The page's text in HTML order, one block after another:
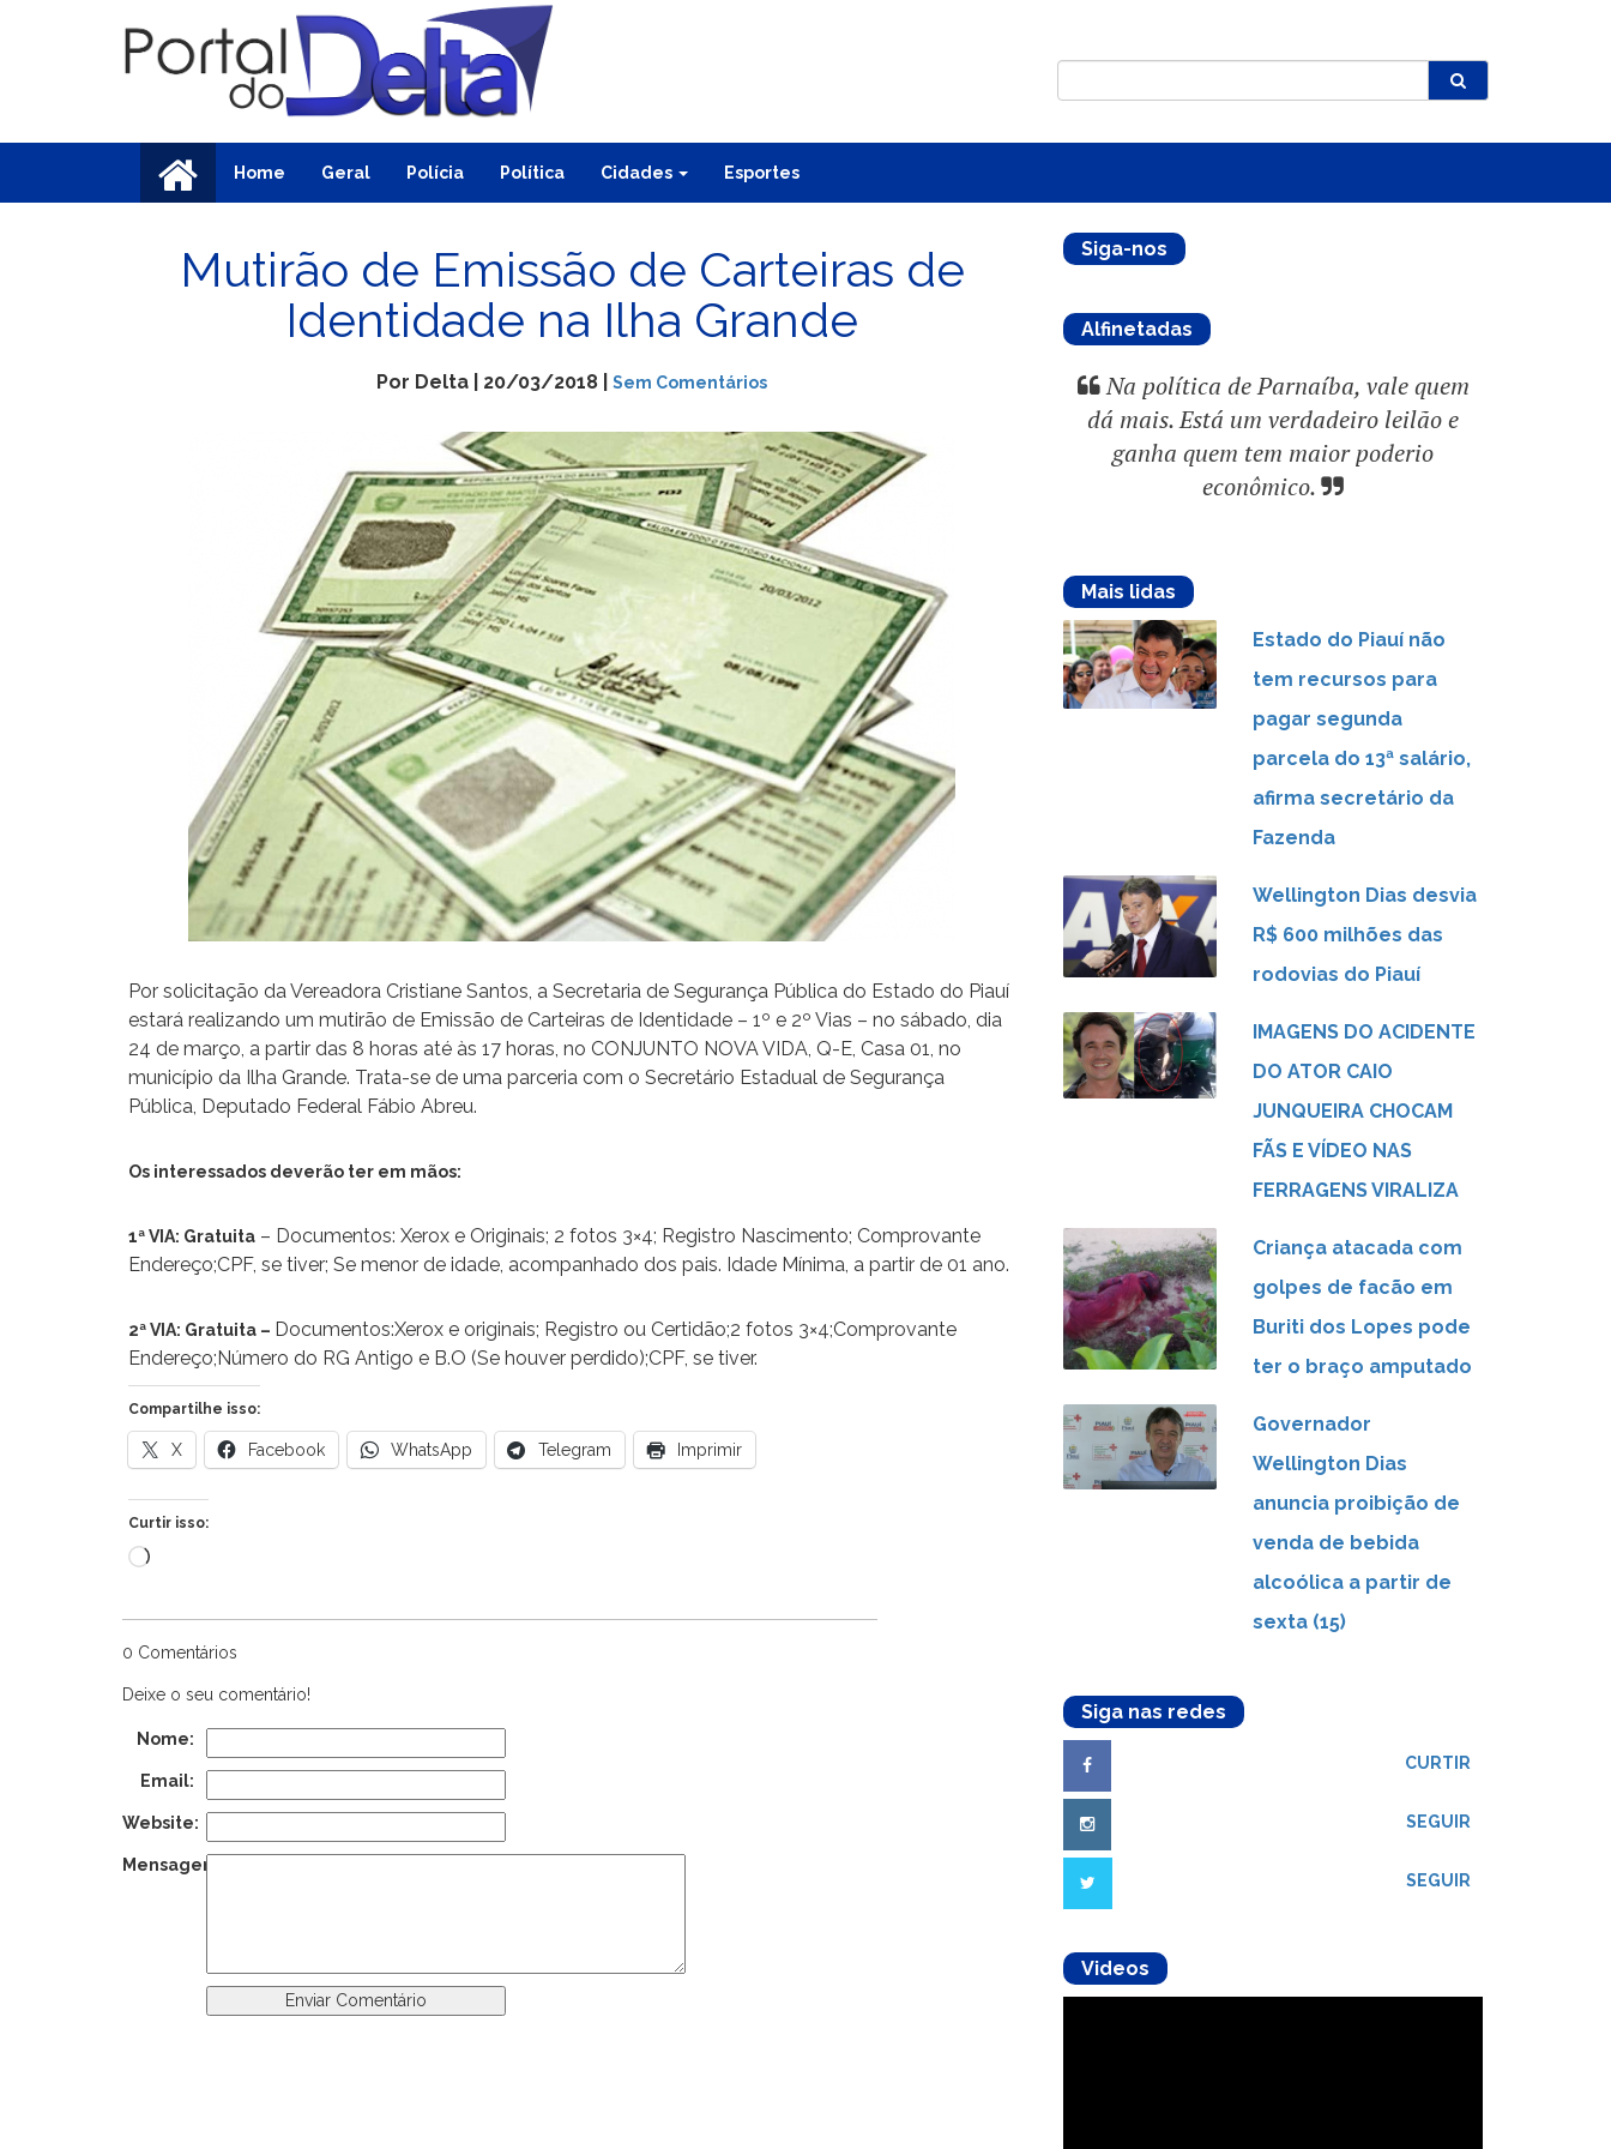
Home Geral Polícia Política Cidades Esportes
Mutirão de Emissão de Carteiras de
Identidade na Ilha Grande
Por Delta | 20/03/2018 | Sem Comentários
Por solicitação da Vereadora Cristiane Santos, a Secretaria de Segurança Pública do Estado do Piauí
estará realizando um mutirão de Emissão de Carteiras de Identidade – 1º e 2º Vias – no sábado, dia
24 de março, a partir das 8 horas até às 17 horas, no CONJUNTO NOVA VIDA, Q-E, Casa 01, no
município da Ilha Grande. Trata-se de uma parceria com o Secretário Estadual de Segurança
Pública, Deputado Federal Fábio Abreu.
Os interessados deverão ter em mãos:
1ª VIA: Gratuita – Documentos: Xerox e Originais; 2 fotos 3×4; Registro Nascimento; Comprovante
Endereço;CPF, se tiver; Se menor de idade, acompanhado dos pais. Idade Mínima, a partir de 01 ano.
2ª VIA: Gratuita – Documentos:Xerox e originais; Registro ou Certidão;2 fotos 3×4;Comprovante
Endereço;Número do RG Antigo e B.O (Se houver perdido);CPF, se tiver.
Compartilhe isso:
X Facebook WhatsApp Telegram Imprimir
Curtir isso:
Carregando...
0 Comentários
Deixe o seu comentário!
Nome:
Email:
Website:
Mensagem:
Siga-nos
Alfinetadas
Na política de Parnaíba, vale quem
dá mais. Está um verdadeiro leilão e
ganha quem tem maior poderio
econômico.
Mais lidas
Estado do Piauí não
tem recursos para
pagar segunda
parcela do 13ª salário,
afirma secretário da
Fazenda
Wellington Dias desvia
R$ 600 milhões das
rodovias do Piauí
IMAGENS DO ACIDENTE
DO ATOR CAIO
JUNQUEIRA CHOCAM
FÃS E VÍDEO NAS
FERRAGENS VIRALIZA
Criança atacada com
golpes de facão em
Buriti dos Lopes pode
ter o braço amputado
Governador
Wellington Dias
anuncia proibição de
venda de bebida
alcoólica a partir de
sexta (15)
Siga nas redes
CURTIR
SEGUIR
SEGUIR
Videos